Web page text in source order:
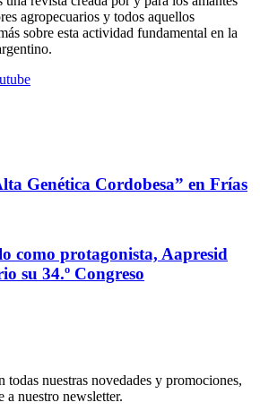
agropecuarios y todos aquellos
sobre esta actividad fundamental en la
Genética Cordobesa” en Frías
como protagonista, Aapresid
su 34.º Congreso
todas nuestras novedades y promociones,
a nuestro newsletter.